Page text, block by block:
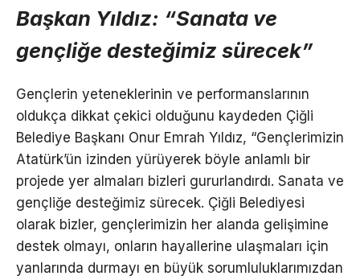
Başkan Yıldız: “Sanata ve
gençliğe desteğimiz sürecek”
Gençlerin yeteneklerinin ve performanslarının
oldukça dikkat çekici olduğunu kaydeden Çiğli
Belediye Başkanı Onur Emrah Yıldız, “Gençlerimizin
Atatürk’ün izinden yürüyerek böyle anlamlı bir
projede yer almaları bizleri gururlandırdı. Sanata ve
gençliğe desteğimiz sürecek. Çiğli Belediyesi
olarak bizler, gençlerimizin her alanda gelişimine
destek olmayı, onların hayallerine ulaşmaları için
yanlarında durmayı en büyük sorumluluklarımızdan